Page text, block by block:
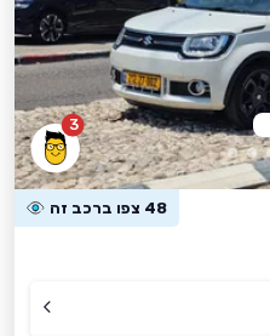
3
48 צפו ברכב זה